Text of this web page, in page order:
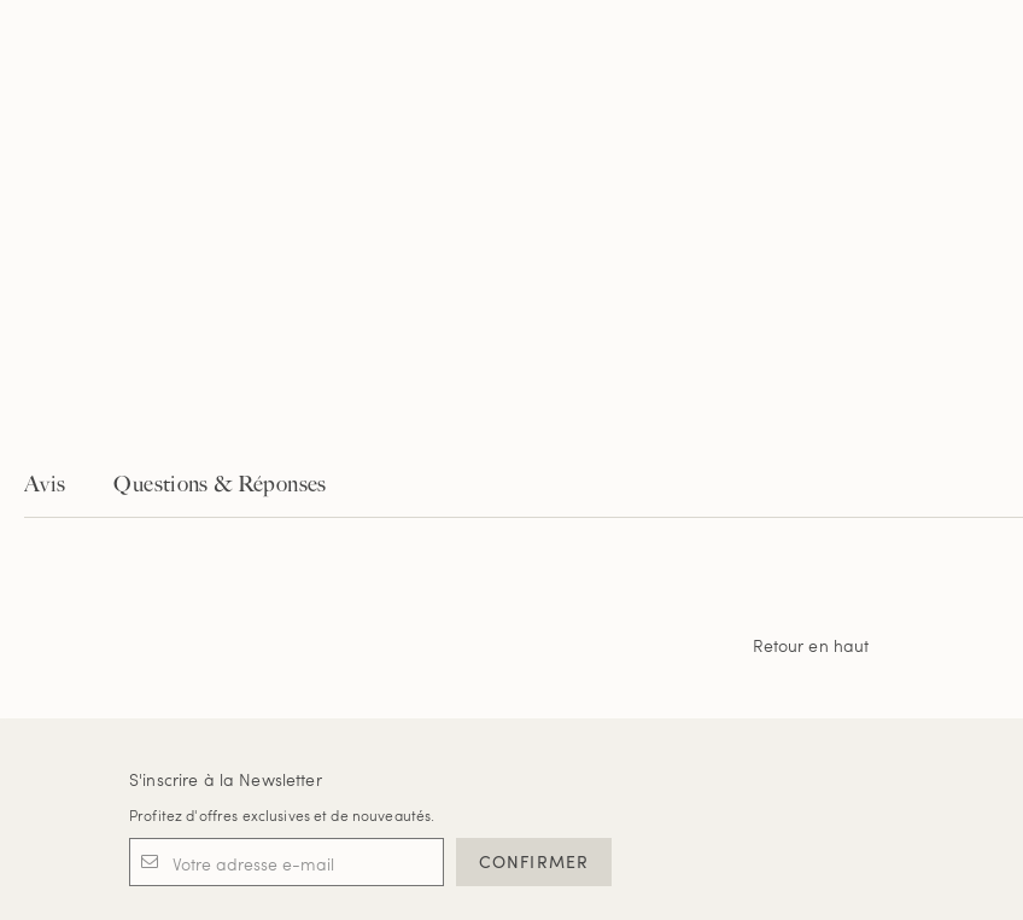
Avis Questions & Réponses
Retour en haut
S'inscrire à la Newsletter
Profitez d'offres exclusives et de nouveautés.
CONFIRMER